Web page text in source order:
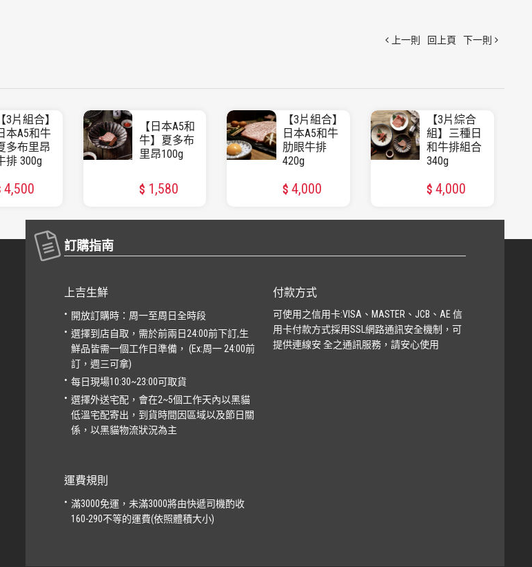
上一則 回上頁 下一則
【3片組合】
本A5和牛
多布里昂
排 300g
4,500
【日本A5和
牛】夏多布
里昂100g
$ 1,580
【3片組合】
日本A5和牛
肋眼牛排
420g
$ 4,000
【3片綜合
組】三種日
和牛排組合
340g
$ 4,000
訂購指南
上吉生鮮
開放訂購時：周一至周日全時段
選擇到店自取，需於前兩日24:00前下訂,生
鮮品皆需一個工作日準備， (Ex:周一 24:00前
訂，週三可拿)
每日現場10:30~23:00可取貨
選擇外送宅配，會在2~5個工作天內以黑貓
低溫宅配寄出，到貨時間因區域以及節日關
係，以黑貓物流狀況為主
付款方式
可使用之信用卡:VISA、MASTER、JCB、AE 信
用卡付款方式採用SSL網路通訊安全機制，可
提供連線安 全之通訊服務，請安心使用
運費規則
滿3000免運，未滿3000將由快遞司機酌收
160-290不等的運費(依照體積大小)